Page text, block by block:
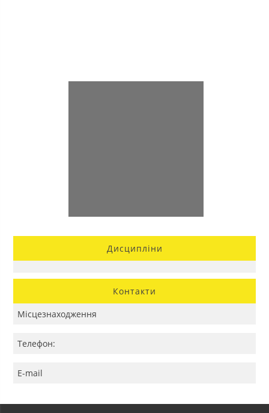
Дисципліни
Контакти
Місцезнаходження
Телефон:
E-mail